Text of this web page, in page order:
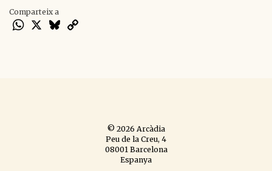
Comparteix a
WhatsApp
X Bluesky
© 2026 Arcàdia
Peu de la Creu, 4
08001 Barcelona
Espanya